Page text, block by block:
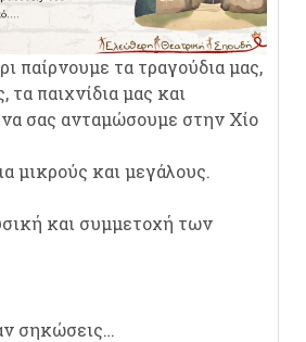
παίρνουμε τα τραγούδια μας,
τα παιχνίδια μας και
να σας ανταμώσουμε στην Χίο
μικρούς και μεγάλους.
και συμμετοχή των
σηκώσεις…